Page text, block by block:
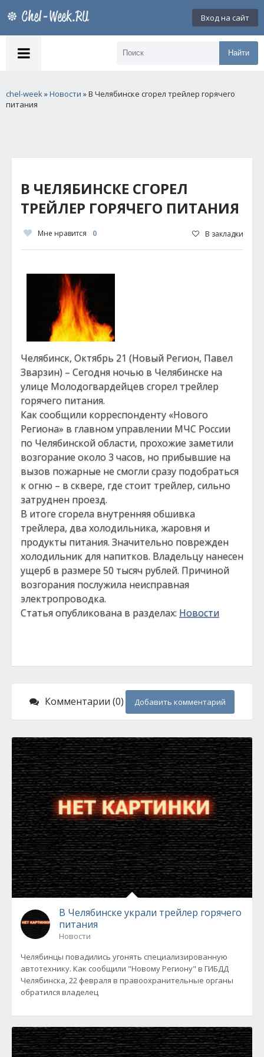
Вход на сайт
Найти
chel-week»Новости » В Челябинске сгорел трейлер горячего
питания
В ЧЕЛЯБИНСКЕ СГОРЕЛ
ТРЕЙЛЕР ГОРЯЧЕГО ПИТАНИЯ
Мне нравится 0 В закладки
Челябинск, Октябрь 21 (Новый Регион, Павел
Зварзин) – Сегодня ночью в Челябинске на
улице Молодогвардейцев сгорел трейлер
горячего питания.
Как сообщили корреспонденту «Нового
Региона» в главном управлении МЧС России
по Челябинской области, прохожие заметили
возгорание около 3 часов, но прибывшие на
вызов пожарные не смогли сразу подобраться
к огню – в сквере, где стоит трейлер, сильно
затруднен проезд.
В итоге сгорела внутренняя обшивка
трейлера, два холодильника, жаровня и
продукты питания. Значительно поврежден
холодильник для напитков. Владельцу нанесен
ущерб в размере 50 тысяч рублей. Причиной
возгорания послужила неисправная
электропроводка.
Статья опубликована в разделах: Новости
Комментарии (0) Добавить комментарий
В Челябинске украли трейлер горячего
питания
Новости
Челябинцы повадились угонять специализированную
автотехнику. Как сообщили "Новому Региону" в ГИБДД
Челябинска, 22 февраля в правоохранительные органы
обратился владелец